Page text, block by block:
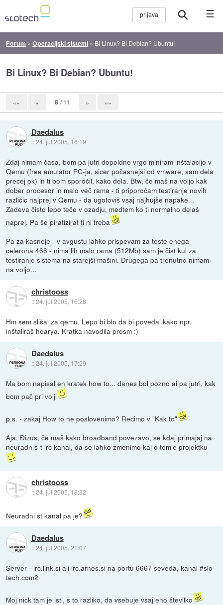
☰
Forum »Operacijski sistemi » Bi Linux? Bi Debian? Ubuntu!
Bi Linux? Bi Debian? Ubuntu!
«« « 8 / 11 » »»
Daedalus
::24. jul 2005, 16:19
Zdaj nimam časa, bom pa jutri dopoldne vrgo miniram inštalacijo v
Qemu (free emulator PC-ja, sicer počasnejši od vmware, sam dela
precej ok) in ti bom sporočil, kako dela. Btw, če maš na voljo kak
dober procesor in malo več rama - ti priporočam testiranje novih
različic najprej v Qemu - da ugotoviš vsaj najhujše napake...
Zadeva čisto lepo teče v ozadju, medtem ko ti normalno delaš
naprej. Pa še piratizirat ti ni treba
Pa za kasneje - v avgustu lahko prispevam za teste enega
celerona 466 - nima lih malo rama (512Mb) sam je čist kul za
testiranje sistema na starejši mašini. Drugega pa trenutno nimam
na voljo...
christooss
::24. jul 2005, 16:28
Hm sem slišal za qemu. Lepo bi blo da bi povedal kako npr.
inštaliraš hoarya. Kratka navodila prosm :)
Daedalus
::24. jul 2005, 17:29
Ma bom napisal en kratek how to... danes bol pozno al pa jutri, kak
bom pač pri volji
p.s. - zakaj How to ne poslovenimo? Recimo v "Kak to"
Aja, Đizus, če maš kako broadband povezavo, se kdaj primajaj na
neuradn s-t irc kanal, da se lahko zmenimo kaj o temle projektku
christooss
::24. jul 2005, 18:32
Neuradni st kanal pa je?
Daedalus
::24. jul 2005, 21:07
Server - irc.link.si ali irc.arnes.si na portu 6667 seveda, kanal #slo-
tech.com2
Moj nick tam je isti, s to razliko, da vsebuje vsaj eno številko